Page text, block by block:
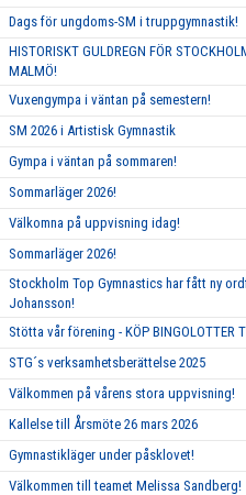
Dags för ungdoms-SM i truppgymnastik!
HISTORISKT GULDREGN FÖR
MALMÖ!
Vuxengympa i väntan på semestern!
SM 2026 i Artistisk Gymnastik
Gympa i väntan på sommaren!
Sommarläger 2026!
Välkomna på uppvisning idag!
Sommarläger 2026!
Stockholm Top Gymnastics har fått ny
Johansson!
Stötta vår förening - KÖP BINGOLOTTER
STG´s verksamhetsberättelse 2025
Välkommen på vårens stora uppvisning!
Kallelse till Årsmöte 26 mars 2026
Gymnastikläger under påsklovet!
Välkommen till teamet Melissa Sandberg!